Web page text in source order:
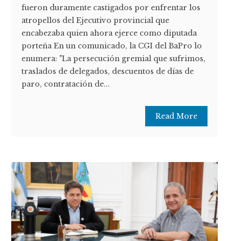
fueron duramente castigados por enfrentar los
atropellos del Ejecutivo provincial que
encabezaba quien ahora ejerce como diputada
porteña En un comunicado, la CGI del BaPro lo
enumera: "La persecución gremial que sufrimos,
traslados de delegados, descuentos de días de
paro, contratación de...
Read More